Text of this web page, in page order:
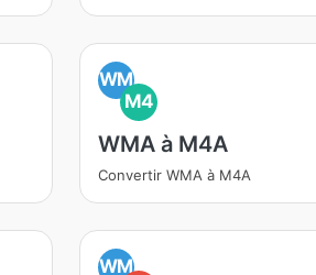
WM
M4
WMA à M4A
Convertir WMA à M4A
WM